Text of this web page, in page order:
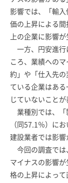
影響では、「輸
価の上昇による
上の企業に影響
一方、円安進行
ころ、業績への
約」や「仕入先
ている企業はあ
じていないことが
業種別では、「
（同57.1％）に
建設業者では影響
今回の調査では
マイナスの影響
格の上昇によっ